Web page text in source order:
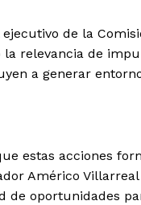
ejecutivo de la
la relevancia de
a generar
estas acciones
Américo
de oportunidades